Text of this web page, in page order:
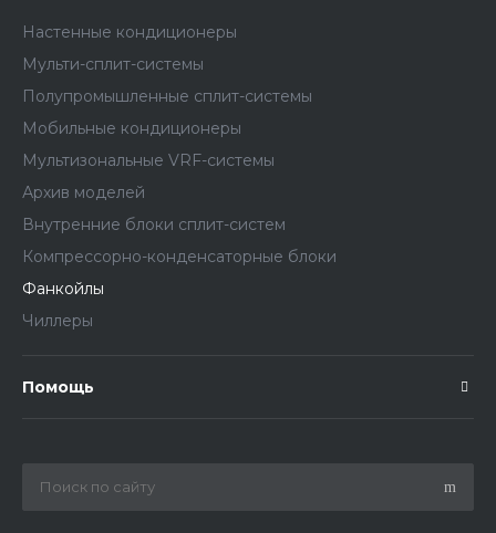
Настенные кондиционеры
Мульти-сплит-системы
Полупромышленные сплит-системы
Мобильные кондиционеры
Мультизональные VRF-системы
Архив моделей
Внутренние блоки сплит-систем
Компрессорно-конденсаторные блоки
Фанкойлы
Чиллеры
Помощь